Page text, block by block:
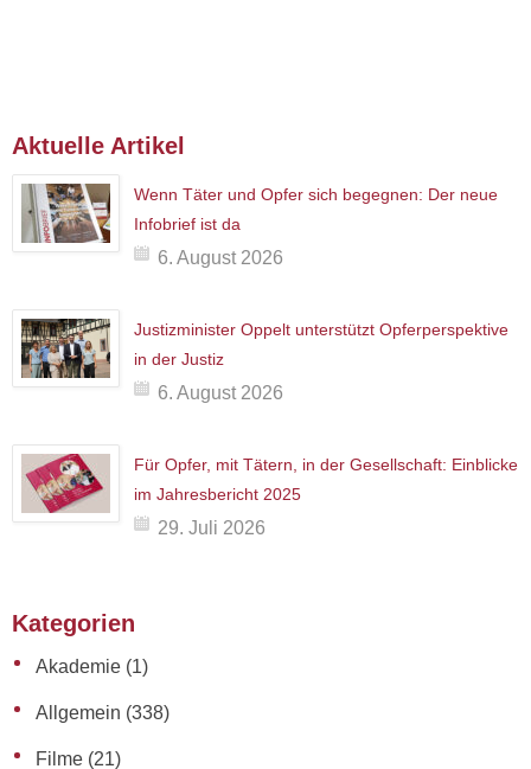
Aktuelle Artikel
Wenn Täter und Opfer sich begegnen: Der neue
Infobrief ist da
6. August 2026
Justizminister Oppelt unterstützt Opferperspektive
in der Justiz
6. August 2026
Für Opfer, mit Tätern, in der Gesellschaft: Einblicke
im Jahresbericht 2025
29. Juli 2026
Kategorien
Akademie (1)
Allgemein (338)
Filme (21)